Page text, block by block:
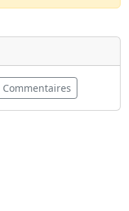
Commentaires